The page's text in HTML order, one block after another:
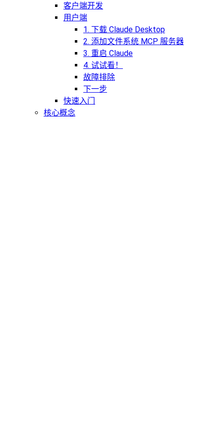
客户端开发
用户端
1. 下载 Claude Desktop
2. 添加文件系统 MCP 服务器
3. 重启 Claude
4. 试试看！
故障排除
下一步
快速入门
核心概念